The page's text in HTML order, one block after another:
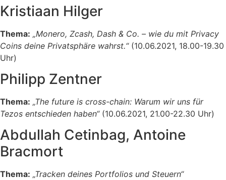
Kristiaan Hilger
Thema: „Monero, Zcash, Dash & Co. – wie du mit Privacy
Coins deine Privatsphäre wahrst.“ (10.06.2021, 18.00-19.30
Uhr)
Philipp Zentner
Thema: „The future is cross-chain: Warum wir uns für
Tezos entschieden haben“ (10.06.2021, 21.00-22.30 Uhr)
Abdullah Cetinbag, Antoine
Bracmort
Thema: „Tracken deines Portfolios und Steuern“